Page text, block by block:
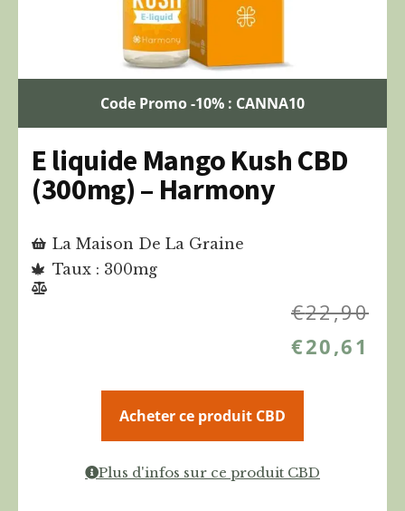
Code Promo -10% : CANNA10
E liquide Mango Kush CBD
(300mg) – Harmony
La Maison De La Graine
Taux : 300mg
€22,90
€20,61
Acheter ce produit CBD
Plus d'infos sur ce produit CBD